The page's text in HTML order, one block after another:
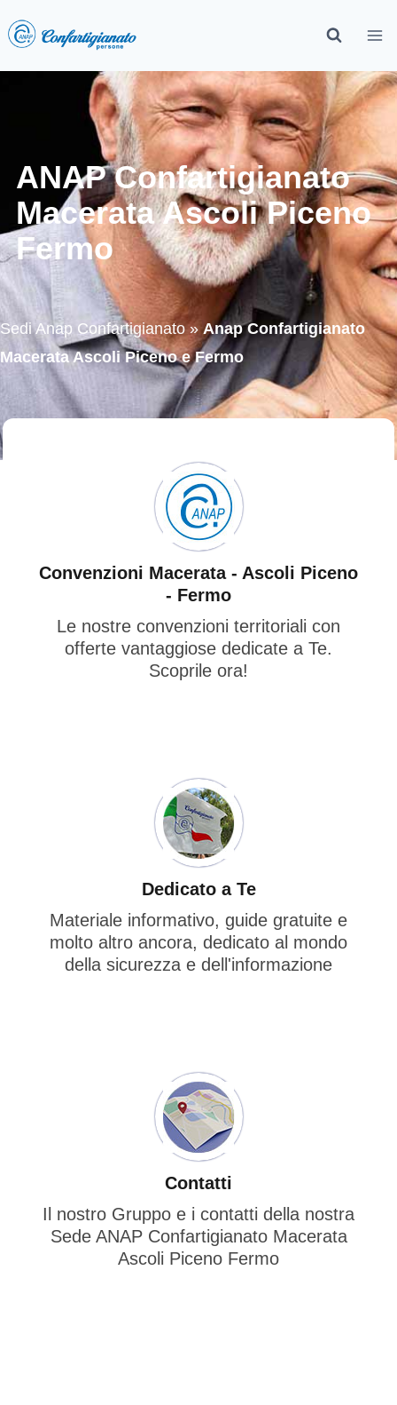
ANAP Confartigianato
Macerata Ascoli Piceno
Fermo
Sedi Anap Confartigianato» Anap Confartigianato
Macerata Ascoli Piceno e Fermo
Convenzioni Macerata - Ascoli Piceno
- Fermo
Le nostre convenzioni territoriali con
offerte vantaggiose dedicate a Te.
Scoprile ora!
Dedicato a Te
Materiale informativo, guide gratuite e
molto altro ancora, dedicato al mondo
della sicurezza e dell'informazione
Contatti
Il nostro Gruppo e i contatti della nostra
Sede ANAP Confartigianato Macerata
Ascoli Piceno Fermo